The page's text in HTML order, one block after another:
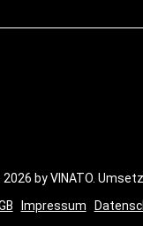
by VINATO.
Impressum